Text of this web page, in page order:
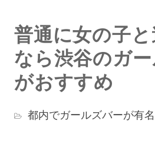
普通に女の子
なら渋谷のガ
がおすすめ
都内でガールズバーが有